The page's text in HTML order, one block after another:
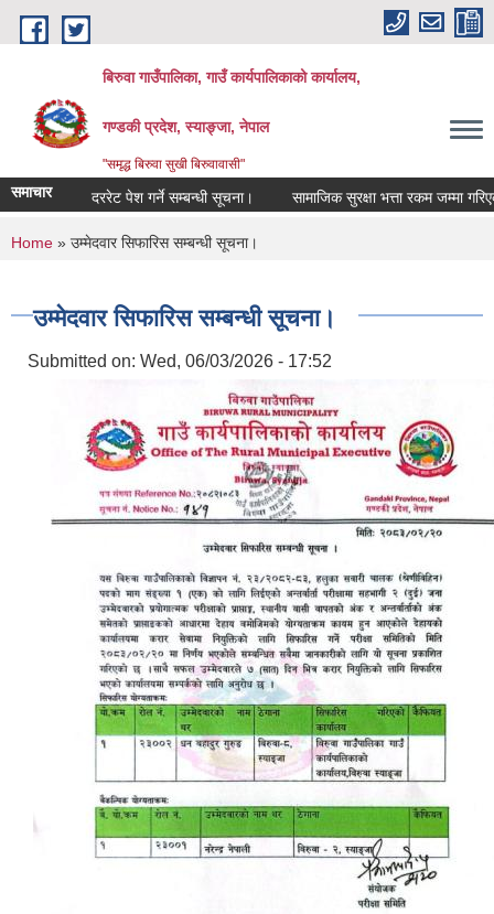
Skip to main content
बिरुवा गाउँपालिका, गाउँ कार्यपालिकाको कार्यालय,
गण्डकी प्रदेश, स्याङ्जा, नेपाल
"समृद्ध बिरुवा सुखी बिरुवावासी"
समाचार दररेट पेश गर्ने सम्बन्धी सूचना। सामाजिक सुरक्षा भत्ता रकम जम्मा गरिएको
You are here
Home » उम्मेदवार सिफारिस सम्बन्धी सूचना।
उम्मेदवार सिफारिस सम्बन्धी सूचना।
Submitted on: Wed, 06/03/2026 - 17:52